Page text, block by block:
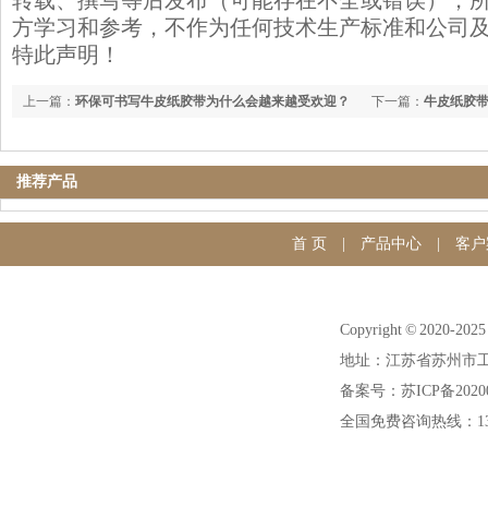
方学习和参考，不作为任何技术生产标准和公司
特此声明！
下一篇： 牛皮纸胶
上一篇： 环保可书写牛皮纸胶带为什么会越来越受欢迎？
推荐产品
首 页 产品中心| 客
Copyright © 2020-
地址：江苏省苏州市
备案号：苏ICP备
全国免费咨询热线：